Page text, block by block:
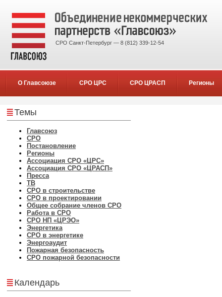
СРО Санкт-Петербург — 8 (812) 339-12-54
О Главсоюзе СРО ЦРС СРО ЦРАСП Регионы
Темы
Главсоюз
СРО
Постановление
Регионы
Ассоциация СРО «ЦРС»
Ассоциация СРО «ЦРАСП»
Пресса
ТВ
СРО в строительстве
СРО в проектировании
Общее собрание членов СРО
Работа в СРО
СРО НП «ЦРЭО»
Энергетика
СРО в энергетике
Энергоаудит
Пожарная безопасность
СРО пожарной безопасности
Календарь